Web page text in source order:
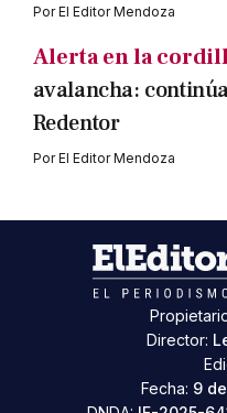
PorEl Editor Mendoza
Alerta en la
avalancha:
Redentor
PorEl Editor Mendoza
Director:
Fecha: 9